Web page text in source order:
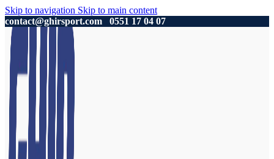
Skip to navigation Skip to main content
contact@ghirsport.com
0551 17 04 07